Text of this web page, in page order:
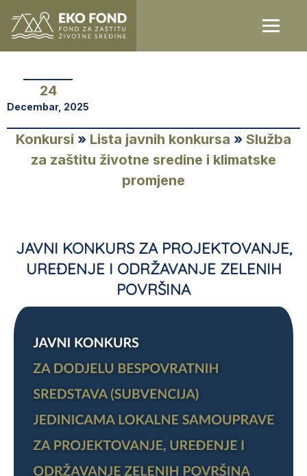
24
Decembar, 2025
Konkursi » Lista javnih konkursa » Služba
za zaštitu životne sredine i klimatske
promjene
JAVNI KONKURS ZA PROJEKTOVANJE,
UREĐENJE I ODRŽAVANJE ZELENIH
POVRŠINA